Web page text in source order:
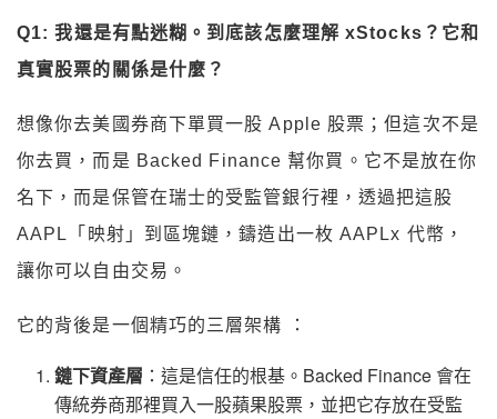
Q1: 我還是有點迷糊。到底該怎麼理解 xStocks？它和
真實股票的關係是什麼？
想像你去美國券商下單買一股 Apple 股票；但這次不是
你去買，而是 Backed Finance 幫你買。它不是放在你
名下，而是保管在瑞士的受監管銀行裡，透過把這股
AAPL「映射」到區塊鏈，鑄造出一枚 AAPLx 代幣，
讓你可以自由交易。
它的背後是一個精巧的三層架構 ：
鏈下資產層 ：這是信任的根基。Backed Finance 會在
傳統券商那裡買入一股蘋果股票，並把它存放在受監